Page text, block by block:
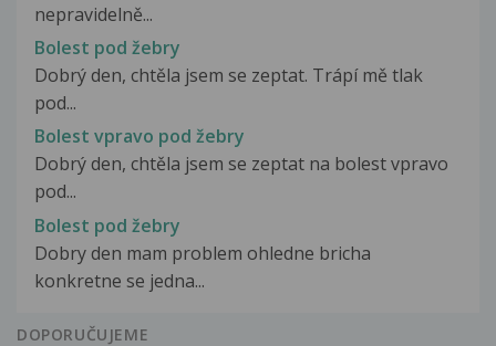
nepravidelně...
Bolest pod žebry
Dobrý den, chtěla jsem se zeptat. Trápí mě tlak
pod...
Bolest vpravo pod žebry
Dobrý den, chtěla jsem se zeptat na bolest vpravo
pod...
Bolest pod žebry
Dobry den mam problem ohledne bricha
konkretne se jedna...
DOPORUČUJEME